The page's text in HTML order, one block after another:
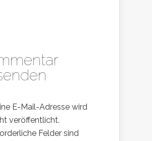
E-Mail-Adresse wird
veröffentlicht.
Felder sind